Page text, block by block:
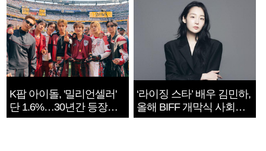
K팝 아이돌, '밀리언셀러'
단 1.6%…30년간 등장
1182개팀 전수조사
‘라이징 스타’ 배우 김민하,
올해 BIFF 개막식 사회자
확정